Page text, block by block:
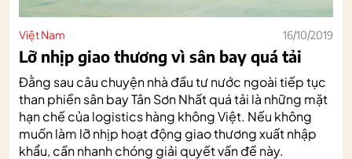
Việt Nam 16/10/2019
Lỡ nhịp giao thương vì sân bay quá tải
Đằng sau câu chuyện nhà đầu tư nước ngoài tiếp tục
than phiền sân bay Tân Sơn Nhất quá tải là những mặt
hạn chế của logistics hàng không Việt. Nếu không
muốn làm lỡ nhịp hoạt động giao thương xuất nhập
khẩu, cần nhanh chóng giải quyết vấn đề này.